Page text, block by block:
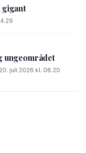
gigant
ungeområdet
juli 2026 kl. 06.20